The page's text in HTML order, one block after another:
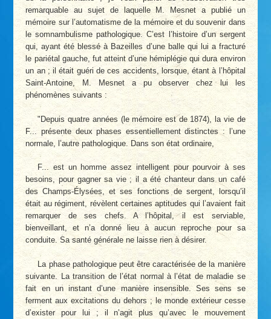
remarquable au sujet de laquelle M. Mesnet a publié un
mémoire sur l’automatisme de la mémoire et du souvenir dans
le somnambulisme pathologique. C’est l’histoire d’un sergent
qui, ayant été blessé à Bazeilles d’une balle qui lui a fracturé
le pariétal gauche, fut atteint d’une hémiplégie qui dura environ
un an ; il était guéri de ces accidents, lorsque, étant à l’hôpital
Saint-Antoine, M. Mesnet a pu observer chez lui les
phénomènes suivants :
"Depuis quatre années (le mémoire est de 1874), la vie de
F... présente deux phases essentiellement distinctes : l’une
normale, l’autre pathologique. Dans son état ordinaire,
F... est un homme assez intelligent pour pourvoir à ses
besoins, pour gagner sa vie ; il a été chanteur dans un café
des Champs-Élysées, et ses fonctions de sergent, lorsqu’il
était au régiment, révèlent certaines aptitudes qui l’avaient fait
remarquer de ses chefs. A l’hôpital, il est serviable,
bienveillant, et n’a donné lieu à aucun reproche pour sa
conduite. Sa santé générale ne laisse rien à désirer.
La phase pathologique peut être caractérisée de la manière
suivante. La transition de l’état normal à l’état de maladie se
fait en un instant d’une manière insensible. Ses sens se
ferment aux excitations du dehors ; le monde extérieur cesse
d’exister pour lui ; il n’agit plus qu’avec le mouvement